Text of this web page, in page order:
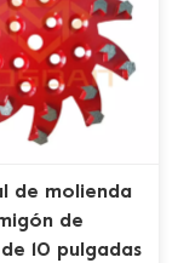
de molienda
de
10 pulgadas